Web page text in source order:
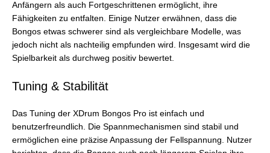
Anfängern als auch Fortgeschrittenen ermöglicht, ihre
Fähigkeiten zu entfalten. Einige Nutzer erwähnen, dass die
Bongos etwas schwerer sind als vergleichbare Modelle, was
jedoch nicht als nachteilig empfunden wird. Insgesamt wird die
Spielbarkeit als durchweg positiv bewertet.
Tuning & Stabilität
Das Tuning der XDrum Bongos Pro ist einfach und
benutzerfreundlich. Die Spannmechanismen sind stabil und
ermöglichen eine präzise Anpassung der Fellspannung. Nutzer